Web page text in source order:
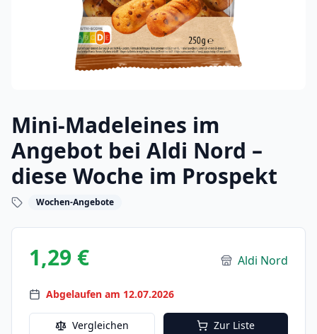
Mini-Madeleines im
Angebot bei Aldi Nord –
diese Woche im Prospekt
Wochen-Angebote
1,29 € Aldi Nord
Abgelaufen am 12.07.2026
Vergleichen Zur Liste